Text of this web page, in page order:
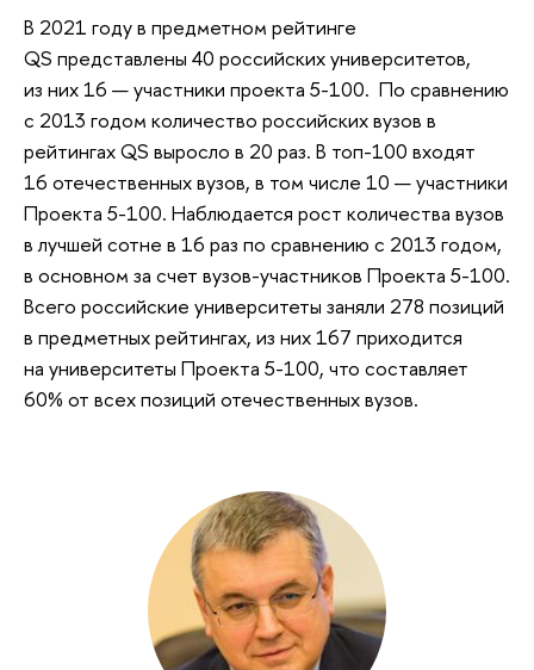
В 2021 году в предметном рейтинге
QS представлены 40 российских университетов,
из них 16 — участники проекта 5-100. По сравнению
с 2013 годом количество российских вузов в
рейтингах QS выросло в 20 раз. В топ-100 входят
16 отечественных вузов, в том числе 10 — участники
Проекта 5-100. Наблюдается рост количества вузов
в лучшей сотне в 16 раз по сравнению с 2013 годом,
в основном за счет вузов-участников Проекта 5-100.
Всего российские университеты заняли 278 позиций
в предметных рейтингах, из них 167 приходится
на университеты Проекта 5-100, что составляет
60% от всех позиций отечественных вузов.